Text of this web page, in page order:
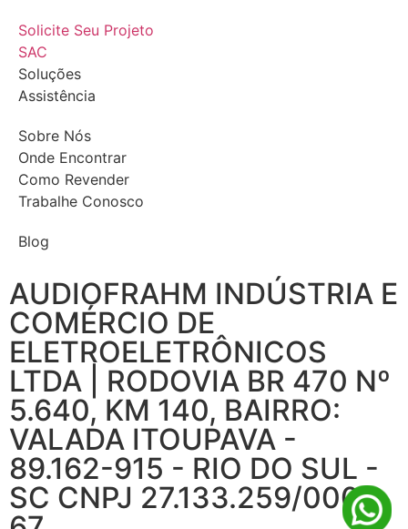
Solicite Seu Projeto
SAC
Soluções
Assistência
Sobre Nós
Onde Encontrar
Como Revender
Trabalhe Conosco
Blog
AUDIOFRAHM INDÚSTRIA E
COMÉRCIO DE
ELETROELETRÔNICOS
LTDA | RODOVIA BR 470 Nº
5.640, KM 140, BAIRRO:
VALADA ITOUPAVA -
89.162-915 - RIO DO SUL -
SC CNPJ 27.133.259/0001-